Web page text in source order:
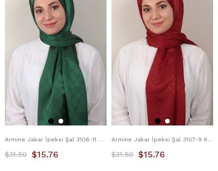
Armine Jakar İpeksi Şal 3106-11 Zümrüt
$15.76
$31.50
Armine Jakar İpeksi Şal 3107-9 Kırmızı
$15.76
$31.50